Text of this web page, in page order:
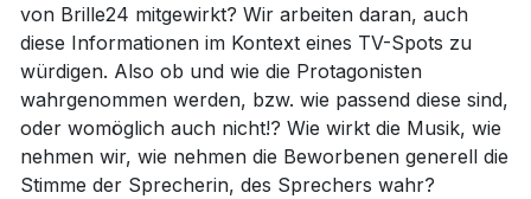
von Brille24 mitgewirkt? Wir arbeiten daran, auch
diese Informationen im Kontext eines TV-Spots zu
würdigen. Also ob und wie die Protagonisten
wahrgenommen werden, bzw. wie passend diese sind,
oder womöglich auch nicht!? Wie wirkt die Musik, wie
nehmen wir, wie nehmen die Beworbenen generell die
Stimme der Sprecherin, des Sprechers wahr?